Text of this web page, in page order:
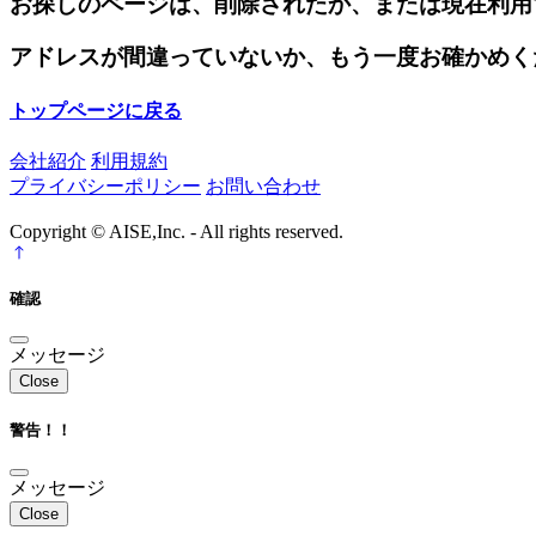
アドレスが間違っていないか、もう一度お確かめ
トップページに戻る
会社紹介 利用規約
プライバシーポリシー お問い合わせ
Copyright © AISE,Inc. - All rights reserved.
確認
メッセージ
Close
警告！！
メッセージ
Close